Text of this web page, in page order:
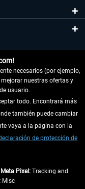
necesarios (por ejemplo,
nuestras ofertas y
usuario.
todo. Encontrará más
también puede cambiar
vaya a la página con la
de protección de
Meta Pixel: Tracking and
Misc